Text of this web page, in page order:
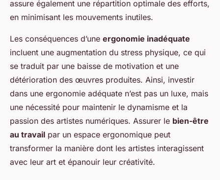
assure également une répartition optimale des efforts,
en minimisant les mouvements inutiles.
Les conséquences d’une ergonomie inadéquate
incluent une augmentation du stress physique, ce qui
se traduit par une baisse de motivation et une
détérioration des œuvres produites. Ainsi, investir
dans une ergonomie adéquate n’est pas un luxe, mais
une nécessité pour maintenir le dynamisme et la
passion des artistes numériques. Assurer le bien-être
au travail par un espace ergonomique peut
transformer la manière dont les artistes interagissent
avec leur art et épanouir leur créativité.